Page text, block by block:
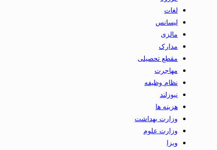
لغات
لیسانس
مالزی
مدارک
مقطع تحصیلی
مهاجرت
نظام وظیفه
نیوزلند
هزینه ها
وزارت بهداشت
وزارت علوم
ویزا